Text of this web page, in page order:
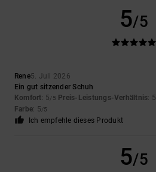
5/5
Rene5. Juli 2026
Ein gut sitzender Schuh
Komfort: 5/5 Preis-Leistungs-Verhältnis: 5
Farbe: 5/5
Ich empfehle dieses Produkt
5/5